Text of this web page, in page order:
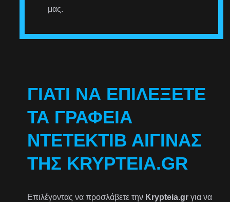
μας.
ΓΙΑΤΊ ΝΑ ΕΠΙΛΈΞΕΤΕ
ΤΑ ΓΡΑΦΕΊΑ
ΝΤΕΤΈΚΤΙΒ ΑΊΓΙΝΑΣ
ΤΗΣ KRYPTEIA.GR
Επιλέγοντας να προσλάβετε την Krypteia.gr για να